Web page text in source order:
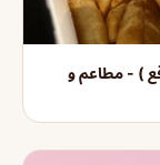
) - مطاعم و